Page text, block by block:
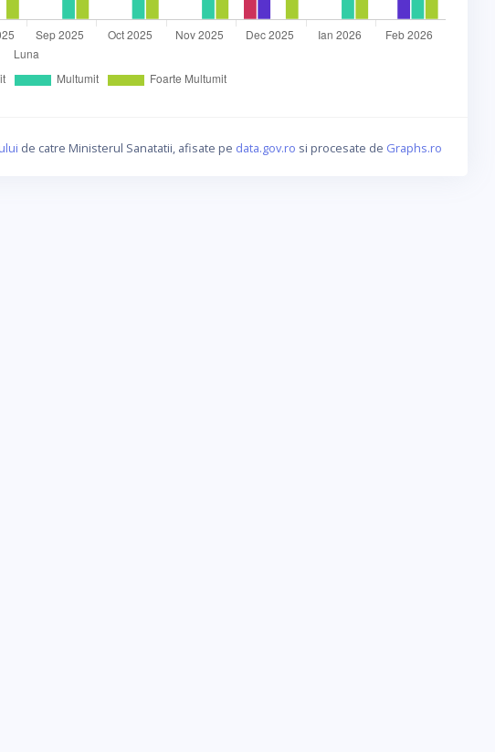
de catre Ministerul Sanatatii, afisate pe data.gov.ro si procesate de Graphs.ro
imi